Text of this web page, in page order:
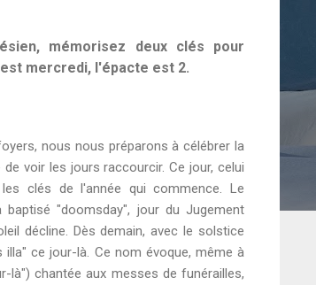
mémorisez deux clés pour
mercredi, l'épacte est 2.
nous nous préparons à célébrer la
voir les jours raccourcir. Ce jour, celui
clés de l'année qui commence. Le
"doomsday", jour du Jugement
décline. Dès demain, avec le solstice
ce jour-là. Ce nom évoque, même à
là") chantée aux messes de funérailles,